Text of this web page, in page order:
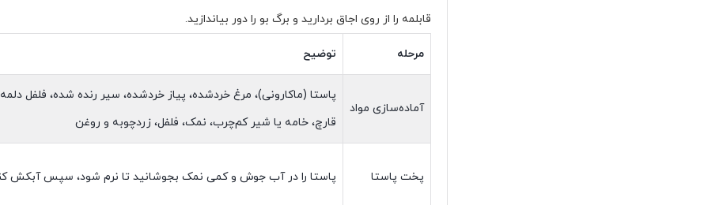
قابلمه را از روی اجاق بردارید و برگ بو را دور بیاندازید.
مرحله توضیح
آماده‌سازی مواد
پاستا (ماکارونی)، مرغ خردشده، پیاز خردشده، سیر رنده شده، فلفل
قارچ، خامه یا شیر کم‌چرب، نمک، فلفل، زردچوبه و روغن
پخت پاستا پاستا را در آب جوش و کمی نمک بجوشانید تا نرم شود، سپس آبکش